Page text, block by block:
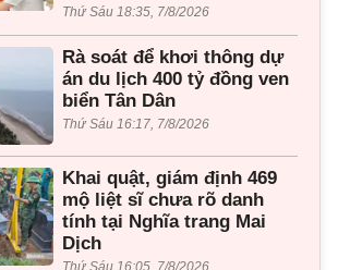
Thứ Sáu 18:35, 7/8/2026
Rà soát để khơi thông dự
án du lịch 400 tỷ đồng ven
biển Tân Dân
Thứ Sáu 16:17, 7/8/2026
Khai quật, giám định 469
mộ liệt sĩ chưa rõ danh
tính tại Nghĩa trang Mai
Dịch
Thứ Sáu 16:05, 7/8/2026